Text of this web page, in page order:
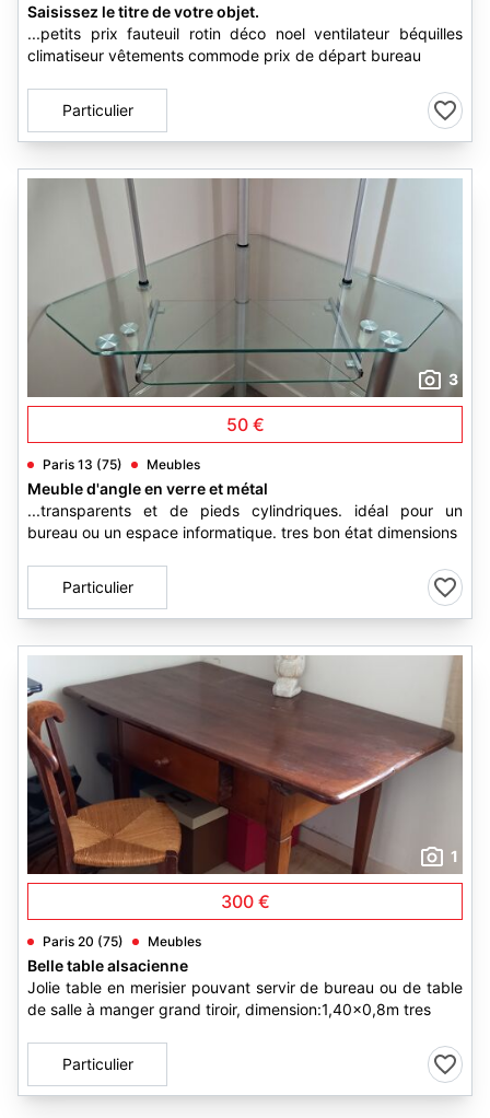
Saisissez le titre de votre objet.
...petits prix fauteuil rotin déco noel ventilateur béquilles
climatiseur vêtements commode prix de départ bureau
Particulier
3
50 €
Paris 13 (75) Meubles
Meuble d'angle en verre et métal
...transparents et de pieds cylindriques. idéal pour un
bureau ou un espace informatique. tres bon état dimensions
Particulier
1
300 €
Paris 20 (75) Meubles
Belle table alsacienne
Jolie table en merisier pouvant servir de bureau ou de table
de salle à manger grand tiroir, dimension:1,40x0,8m tres
Particulier